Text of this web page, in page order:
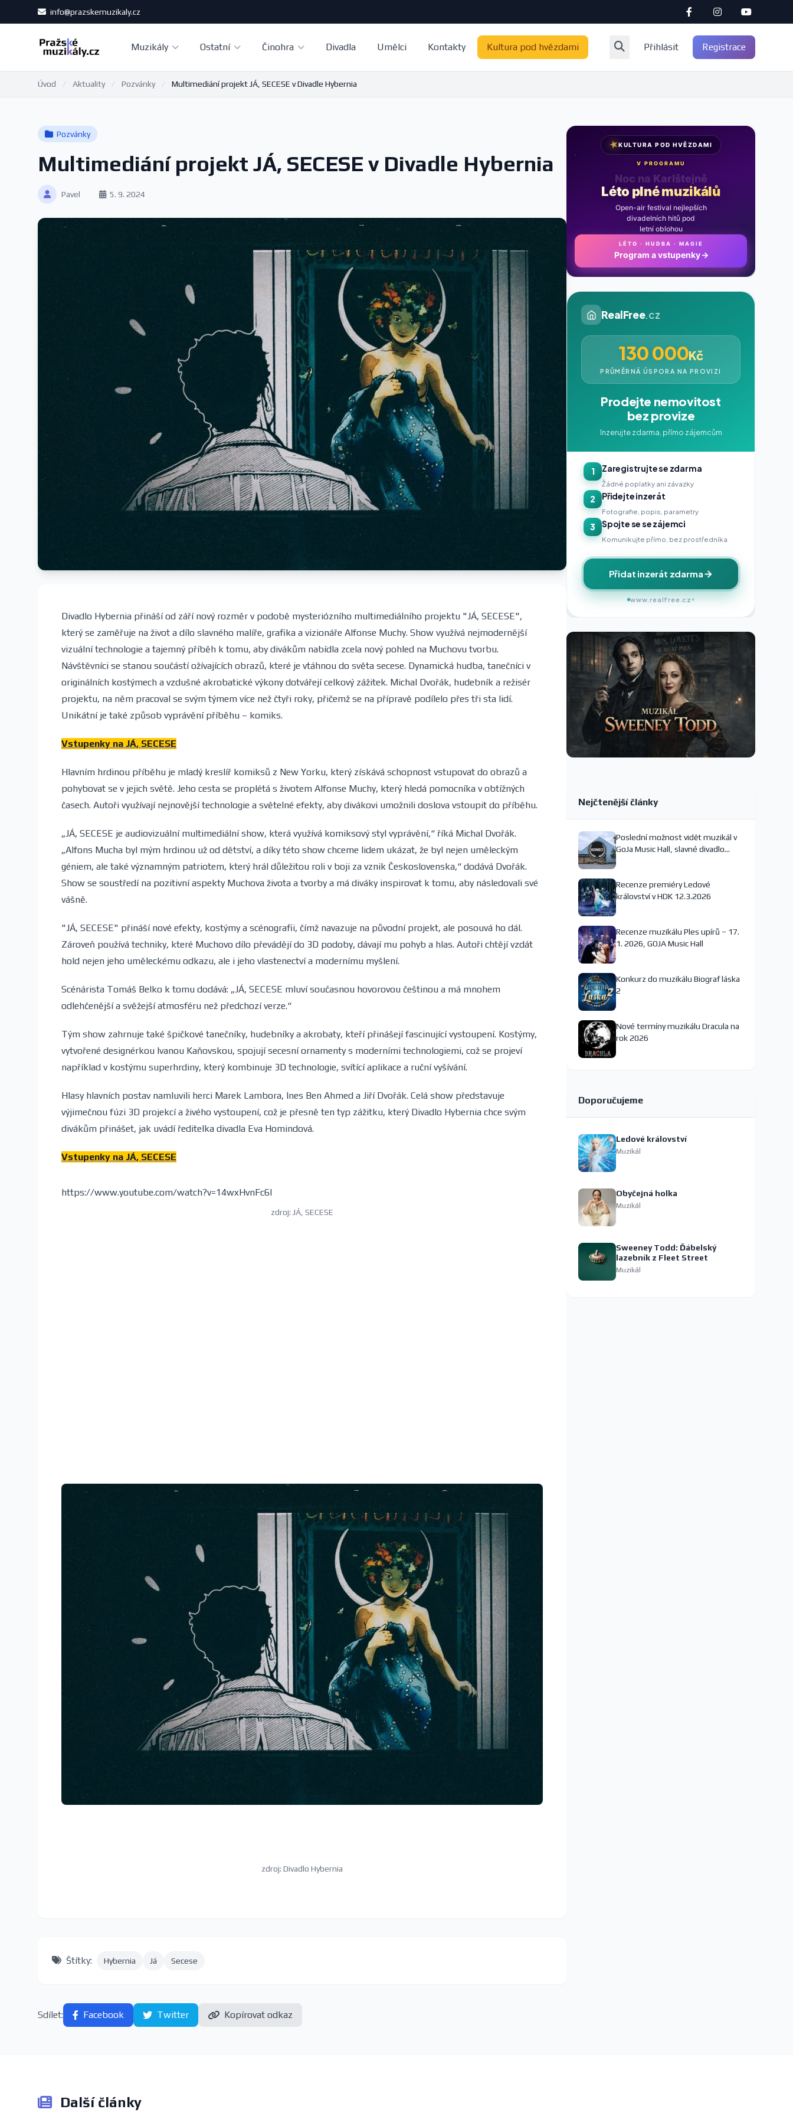
info@prazskemuzikaly.cz
Muzikály Ostatní Činohra Divadla Umělci Kontakty Kultura pod hvězdami Přihlásit Registrace
Úvod / Aktuality / Pozvánky / Multimediání projekt JÁ, SECESE v Divadle Hybernia
Pozvánky
Multimediání projekt JÁ, SECESE v Divadle Hybernia
Pavel 5. 9. 2024
Divadlo Hybernia přináší od září nový rozměr v podobě mysteriózního multimediálního projektu "JÁ, SECESE",
který se zaměřuje na život a dílo slavného malíře, grafika a vizionáře Alfonse Muchy. Show využívá nejmodernější
vizuální technologie a tajemný příběh k tomu, aby divákům nabídla zcela nový pohled na Muchovu tvorbu.
Návštěvníci se stanou součástí ožívajících obrazů, které je vtáhnou do světa secese. Dynamická hudba, tanečníci v
originálních kostýmech a vzdušné akrobatické výkony dotvářejí celkový zážitek. Michal Dvořák, hudebník a režisér
projektu, na něm pracoval se svým týmem více než čtyři roky, přičemž se na přípravě podílelo přes tři sta lidí.
Unikátní je také způsob vyprávění příběhu – komiks.
Vstupenky na JÁ, SECESE
Hlavním hrdinou příběhu je mladý kreslíř komiksů z New Yorku, který získává schopnost vstupovat do obrazů a
pohybovat se v jejich světě. Jeho cesta se proplétá s životem Alfonse Muchy, který hledá pomocníka v obtížných
časech. Autoři využívají nejnovější technologie a světelné efekty, aby divákovi umožnili doslova vstoupit do příběhu.
„JÁ, SECESE je audiovizuální multimediální show, která využívá komiksový styl vyprávění,“ říká Michal Dvořák.
„Alfons Mucha byl mým hrdinou už od dětství, a díky této show chceme lidem ukázat, že byl nejen uměleckým
géniem, ale také významným patriotem, který hrál důležitou roli v boji za vznik Československa,“ dodává Dvořák.
Show se soustředí na pozitivní aspekty Muchova života a tvorby a má diváky inspirovat k tomu, aby následovali své
vášně.
"JÁ, SECESE" přináší nové efekty, kostýmy a scénografii, čímž navazuje na původní projekt, ale posouvá ho dál.
Zároveň používá techniky, které Muchovo dílo převádějí do 3D podoby, dávají mu pohyb a hlas. Autoři chtějí vzdát
hold nejen jeho uměleckému odkazu, ale i jeho vlastenectví a modernímu myšlení.
Scénárista Tomáš Belko k tomu dodává: „JÁ, SECESE mluví současnou hovorovou češtinou a má mnohem
odlehčenější a svěžejší atmosféru než předchozí verze.“
Tým show zahrnuje také špičkové tanečníky, hudebníky a akrobaty, kteří přinášejí fascinující vystoupení. Kostýmy,
vytvořené designérkou Ivanou Kaňovskou, spojují secesní ornamenty s moderními technologiemi, což se projeví
například v kostýmu superhrdiny, který kombinuje 3D technologie, svítící aplikace a ruční vyšívání.
Hlasy hlavních postav namluvili herci Marek Lambora, Ines Ben Ahmed a Jiří Dvořák. Celá show představuje
výjimečnou fúzi 3D projekcí a živého vystoupení, což je přesně ten typ zážitku, který Divadlo Hybernia chce svým
divákům přinášet, jak uvádí ředitelka divadla Eva Homindová.
Vstupenky na JÁ, SECESE
https://www.youtube.com/watch?v=14wxHvnFc6I
zdroj: JÁ, SECESE
zdroj: Divadlo Hybernia
Štítky: Hybernia Já Secese
Sdílet: Facebook Twitter Kopírovat odkaz
★KULTURA POD HVĚZDAMI
V PROGRAMU
Noc na Karlštejně
Léto plné muzikálů
Open-air festival nejlepších
divadelních hitů pod
letní oblohou
LÉTO · HUDBA · MAGIE
Program a vstupenky→
RealFree.cz
130 000Kč
PRŮMĚRNÁ ÚSPORA NA PROVIZI
Prodejte nemovitost
bez provize
Inzerujte zdarma, přímo zájemcům
1 Zaregistrujte se zdarma
Žádné poplatky ani závazky
2 Přidejte inzerát
Fotografie, popis, parametry
3 Spojte se se zájemci
Komunikujte přímo, bez prostředníka
Přidat inzerát zdarma
www.realfree.cz
Nejčtenější články
Poslední možnost vidět muzikál v
GoJa Music Hall, slavné divadlo
Recenze premiéry Ledové
království v HDK 12.3.2026
Recenze muzikálu Ples upírů – 17.
1. 2026, GOJA Music Hall
Konkurz do muzikálu Biograf láska
2
Nové termíny muzikálu Dracula na
rok 2026
Doporučujeme
Ledové království
Muzikál
Obyčejná holka
Muzikál
Sweeney Todd: Ďábelský
lazebník z Fleet Street
Muzikál
Další články